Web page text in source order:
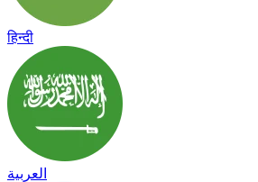
हिन्दी
العربية